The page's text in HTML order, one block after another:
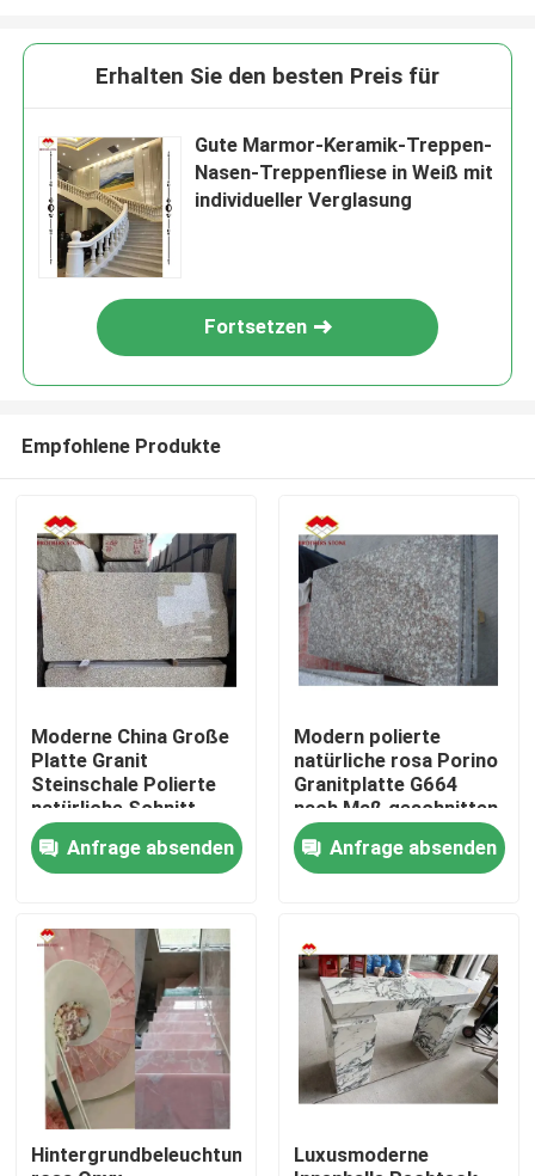
Nach Hause
Über uns
Kontakte
Erhalten Sie den besten Preis für
Gute Marmor-Keramik-Treppen-
Nasen-Treppenfliese in Weiß mit
individueller Verglasung
Fortsetzen
Empfohlene Produkte
Moderne China Große
Platte Granit
Steinschale Polierte
natürliche Schnitt
nach Größe
Chinesische rosa
Porno Rosa Granit
Anfrage absenden
Modern polierte
natürliche rosa Porino
Granitplatte G664
nach Maß geschnitten
China rosa Porno Rosa
PreiseAnfrage absenden
Hintergrundbeleuchtung
Luxusmoderne